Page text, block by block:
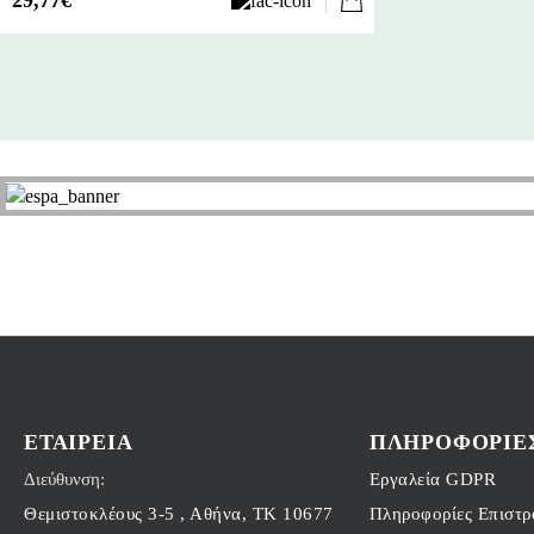
υλικό, καθώς δεν περιέχει Δισφαινόλη & καρκινογόνες ουσίες,
ΕΤΑΙΡΕΊΑ
Διεύθυνση:
Θεμιστοκλέους 3-5 , Αθήνα, ΤΚ 10677
Εργαλεία GDPR
Πληροφορίες